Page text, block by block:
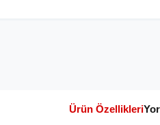
Ürün Özellikleri